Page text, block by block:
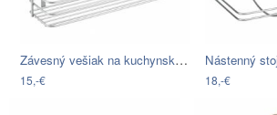
Závesný vešiak na kuchynské potreby…
15,-€ 18,-€